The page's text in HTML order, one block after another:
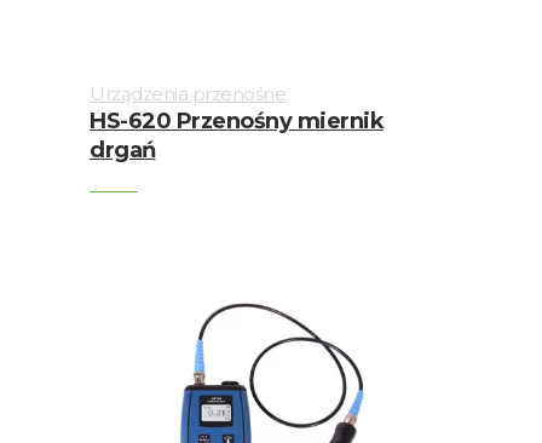
Urządzenia przenośne
HS-620 Przenośny miernik
drgań